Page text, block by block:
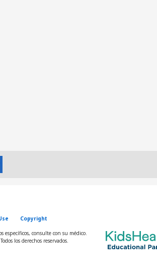
Copyright
consulte con su médico.
los derechos reservados.